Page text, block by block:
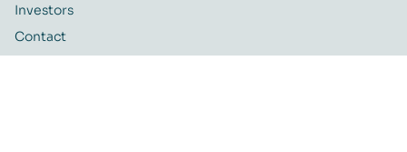
Investors
Contact